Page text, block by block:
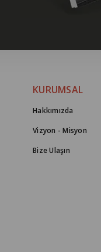
KURUMSAL
Hakkımızda
Vizyon - Misyon
Bize Ulaşın